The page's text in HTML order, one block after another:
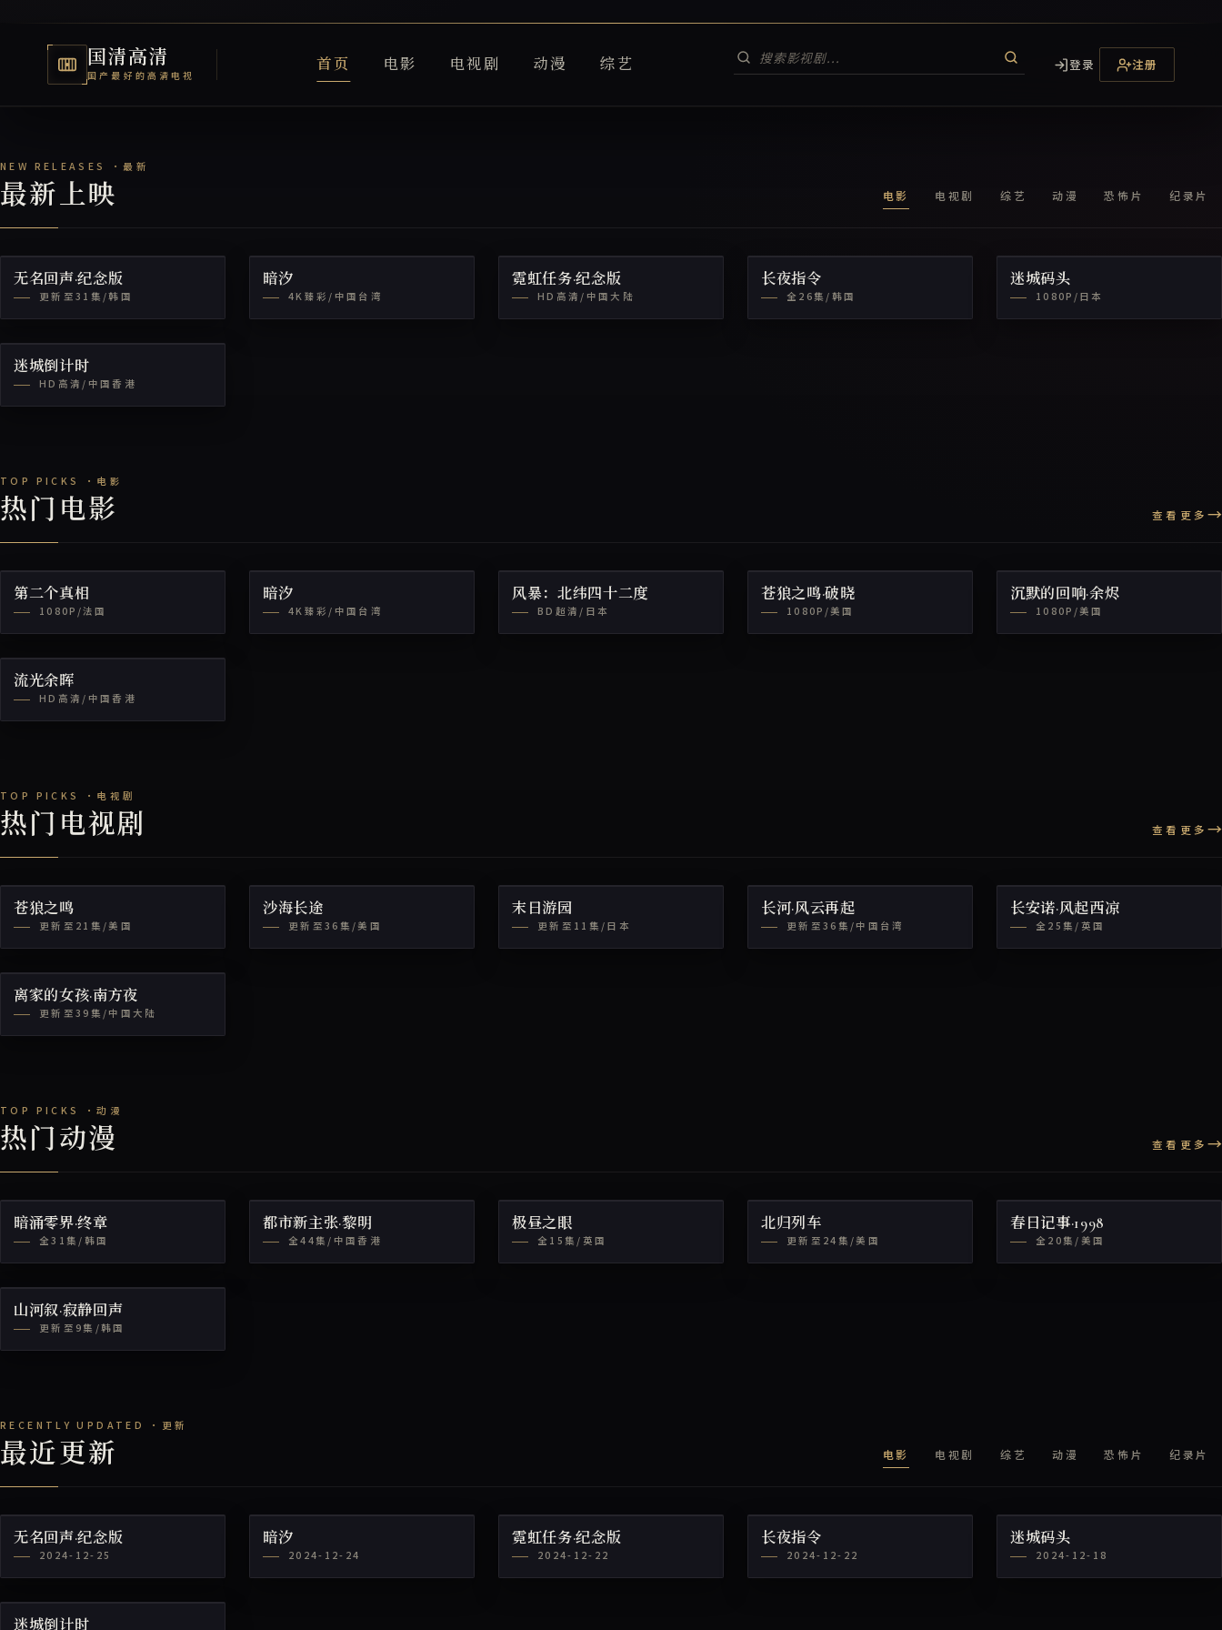
国清高清
国产最好的高清电视
首页 电影 电视剧 动漫 综艺 登录 注册
国清高清电视网
最新上映 电影 电视剧 综艺 动漫 恐怖片 纪录片
无名回声·纪念版
更新至31集/韩国
暗汐
4K臻彩/中国台湾
霓虹任务·纪念版
HD高清/中国大陆
长夜指令
全26集/韩国
迷城码头
1080P/日本
迷城倒计时
HD高清/中国香港
热门电影 查看更多
第二个真相
1080P/法国
暗汐
4K臻彩/中国台湾
风暴：北纬四十二度
BD超清/日本
苍狼之鸣·破晓
1080P/美国
沉默的回响·余烬
1080P/美国
流光余晖
HD高清/中国香港
热门电视剧 查看更多
苍狼之鸣
更新至21集/美国
沙海长途
更新至36集/美国
末日游园
更新至11集/日本
长河·风云再起
更新至36集/中国台湾
长安诺·风起西凉
全25集/英国
离家的女孩·南方夜
更新至39集/中国大陆
热门动漫 查看更多
暗涌零界·终章
全31集/韩国
都市新主张·黎明
全44集/中国香港
极昼之眼
全15集/英国
北归列车
更新至24集/美国
春日记事·1998
全20集/美国
山河叙·寂静回声
更新至9集/韩国
最近更新 电影 电视剧 综艺 动漫 恐怖片 纪录片
无名回声·纪念版
2024-12-25
暗汐
2024-12-24
霓虹任务·纪念版
2024-12-22
长夜指令
2024-12-22
迷城码头
2024-12-18
迷城倒计时